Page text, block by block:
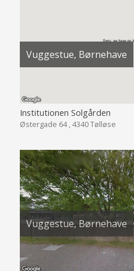
Vuggestue, Børnehave
Institutionen Solgården
Østergade 64 , 4340 Tølløse
Vuggestue, Børnehave